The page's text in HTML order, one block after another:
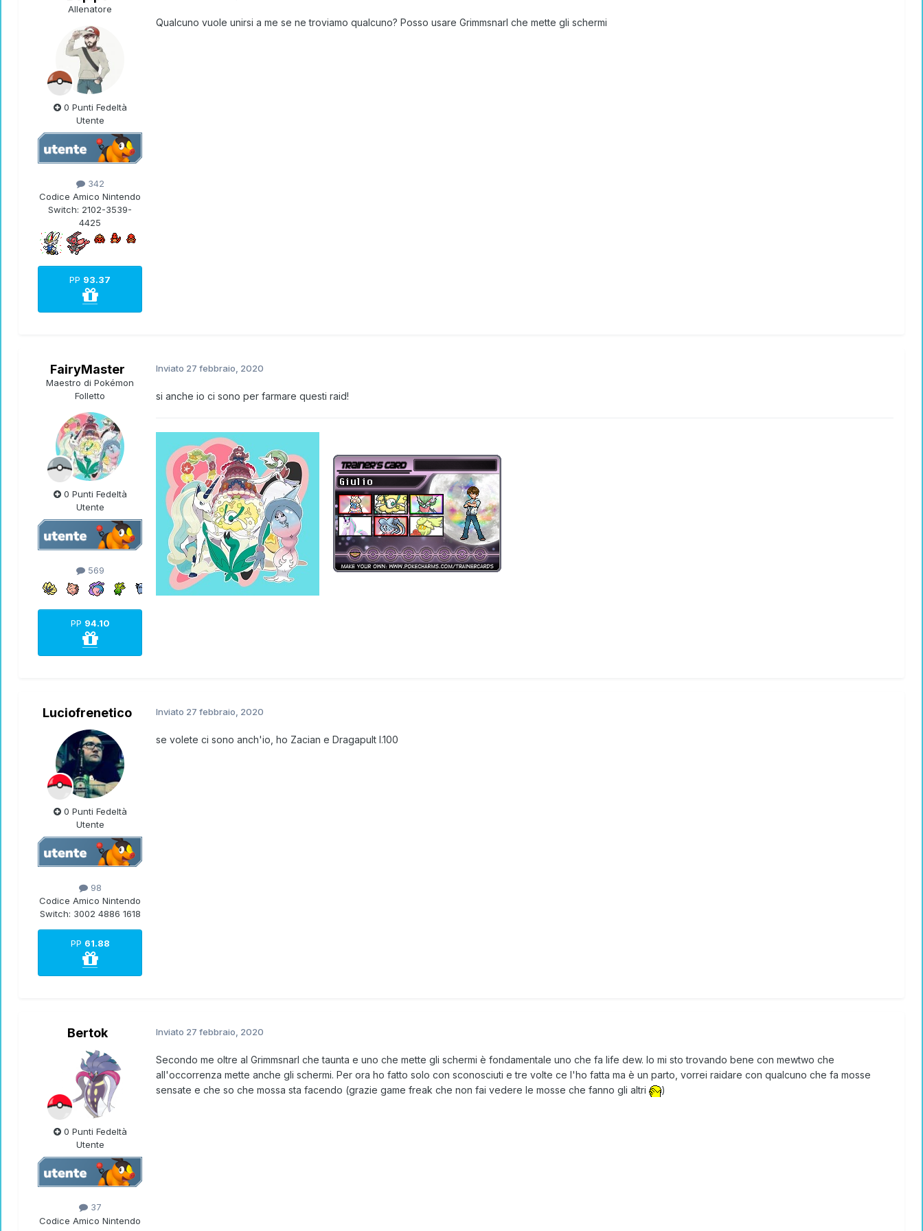
Allenatore
0 Punti Fedeltà
Utente
342
Codice Amico Nintendo
Switch: 2102-3539-
4425
PP 93.37
Qualcuno vuole unirsi a me se ne troviamo qualcuno? Posso usare Grimmsnarl che mette gli schermi
FairyMaster
Maestro di Pokémon
Folletto
0 Punti Fedeltà
Utente
569
PP 94.10
Inviato 27 febbraio, 2020
si anche io ci sono per farmare questi raid!
Luciofrenetico
0 Punti Fedeltà
Utente
98
Codice Amico Nintendo
Switch: 3002 4886 1618
PP 61.88
Inviato 27 febbraio, 2020
se volete ci sono anch'io, ho Zacian e Dragapult l.100
Bertok
0 Punti Fedeltà
Utente
37
Codice Amico Nintendo
Inviato 27 febbraio, 2020
Secondo me oltre al Grimmsnarl che taunta e uno che mette gli schermi è fondamentale uno che fa life dew. Io mi sto trovando bene con mewtwo che
all'occorrenza mette anche gli schermi. Per ora ho fatto solo con sconosciuti e tre volte ce l'ho fatta ma è un parto, vorrei raidare con qualcuno che fa mosse
sensate e che so che mossa sta facendo (grazie game freak che non fai vedere le mosse che fanno gli altri
)